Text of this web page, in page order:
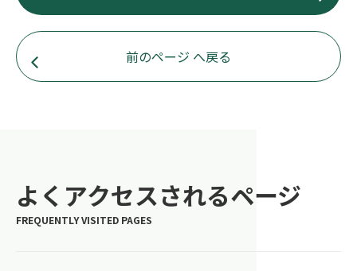
前のページ へ戻る
よくアクセスされるページ